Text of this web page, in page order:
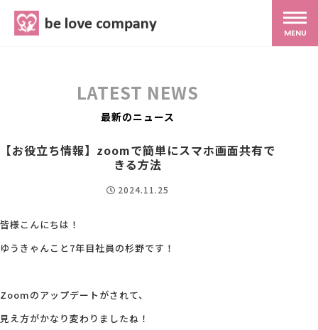
MENU
スタッフ紹介
最新ブログ
LATEST NEWS
最新のニュース
【お役立ち情報】zoomで簡単にスマホ画面共有で
きる方法
2024.11.25
皆様こんにちは！
ゆうきゃんこと7年目社員の杉野です！
Zoomのアップデートがされて、
見え方がかなり変わりましたね！